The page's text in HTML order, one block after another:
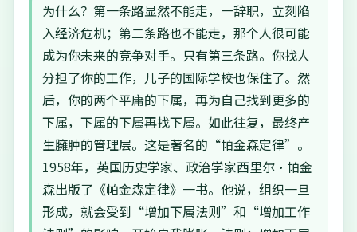
为什么？第一条路显然不能走，一辞职，立刻陷
入经济危机；第二条路也不能走，那个人很可能
成为你未来的竞争对手。只有第三条路。你找人
分担了你的工作，儿子的国际学校也保住了。然
后，你的两个平庸的下属，再为自己找到更多的
下属，下属的下属再找下属。如此往复，最终产
生臃肿的管理层。这是著名的“帕金森定律”。
1958年，英国历史学家、政治学家西里尔·帕金
森出版了《帕金森定律》一书。他说，组织一旦
形成，就会受到“增加下属法则”和“增加工作